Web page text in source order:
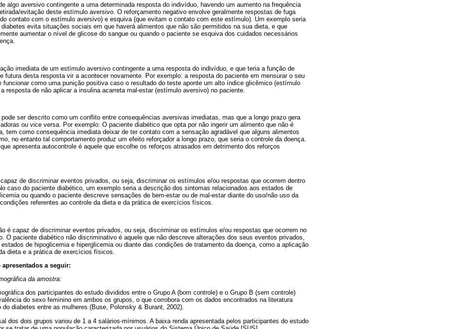
algo aversivo contingente a uma determinada resposta do indivíduo, havendo um aumento na frequência
evitação deste estímulo aversivo. O reforçamento negativo envolve geralmente respostas de fuga
contato com o estímulo aversivo) e esquiva (que evitam o contato com este estímulo). Um exemplo seria
diabetes evita situações sociais em que haverá alimentos que não são permitidos na sua dieta, e que
aumentar o nível de glicose do sangue ou quando o paciente se esquiva dos cuidados necessários
imediata de um estímulo aversivo contingente a uma resposta do indivíduo, e que teria a função de
futura desta resposta vir a acontecer novamente. Por exemplo: a resposta do paciente em mensurar o seu
funcionar como uma punição positiva caso o resultado do teste aponte um alto índice glicêmico (estímulo
resposta de não aplicar a insulina acarreta mal-estar (estímulo aversivo) no paciente.
ser descrito como um conflito entre consequências aversivas imediatas, mas que a longo prazo gera
ou vice versa. Por exemplo: O paciente diabético que opta por não ingerir um alimento que não é
tem como consequência imediata deixar de ter contato com a sensação agradável que alguns alimentos
no entanto tal comportamento produz um efeito reforçador a longo prazo, que seria o controle da doença.
apresenta autocontrole é aquele que escolhe os reforços atrasados em detrimento dos reforços
de discriminar eventos privados, ou seja, discriminar os estímulos e/ou respostas que ocorrem dentro
caso do paciente diabético, um exemplo seria a descrição dos sintomas relacionados aos estados de
ou quando o paciente descreve sensações de bem-estar ou de mal-estar diante do uso/não uso da
referentes ao controle da dieta e da prática de exercícios físicos.
é capaz de discriminar eventos privados, ou seja, discriminar os estímulos e/ou respostas que ocorrem no
O paciente diabético não discriminativo é aquele que não descreve alterações dos seus eventos privados,
de hipoglicemia e hiperglicemia ou diante das condições de tratamento da doença, como a aplicação
dieta e a prática de exercícios físicos.
a seguir:
da amostra:
dos participantes do estudo divididos entre o Grupo A (bom controle) e o Grupo B (sem controle)
do sexo feminino em ambos os grupos, o que corrobora com os dados encontrados na literatura
do diabetes entre as mulheres (Buse, Polonsky & Burant, 2002).
dos dois grupos variou de 1 a 4 salários-mínimos. A baixa renda apresentada pelos participantes do estudo